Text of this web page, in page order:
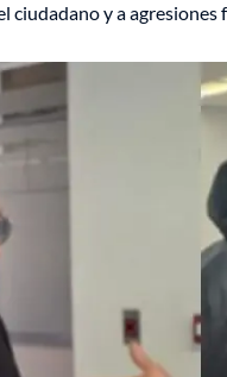
y a agresiones